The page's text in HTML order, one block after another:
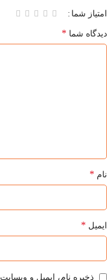
امتیاز شما
دیدگاه شما *
نام *
ایمیل *
ذخیره نام، ایمیل و